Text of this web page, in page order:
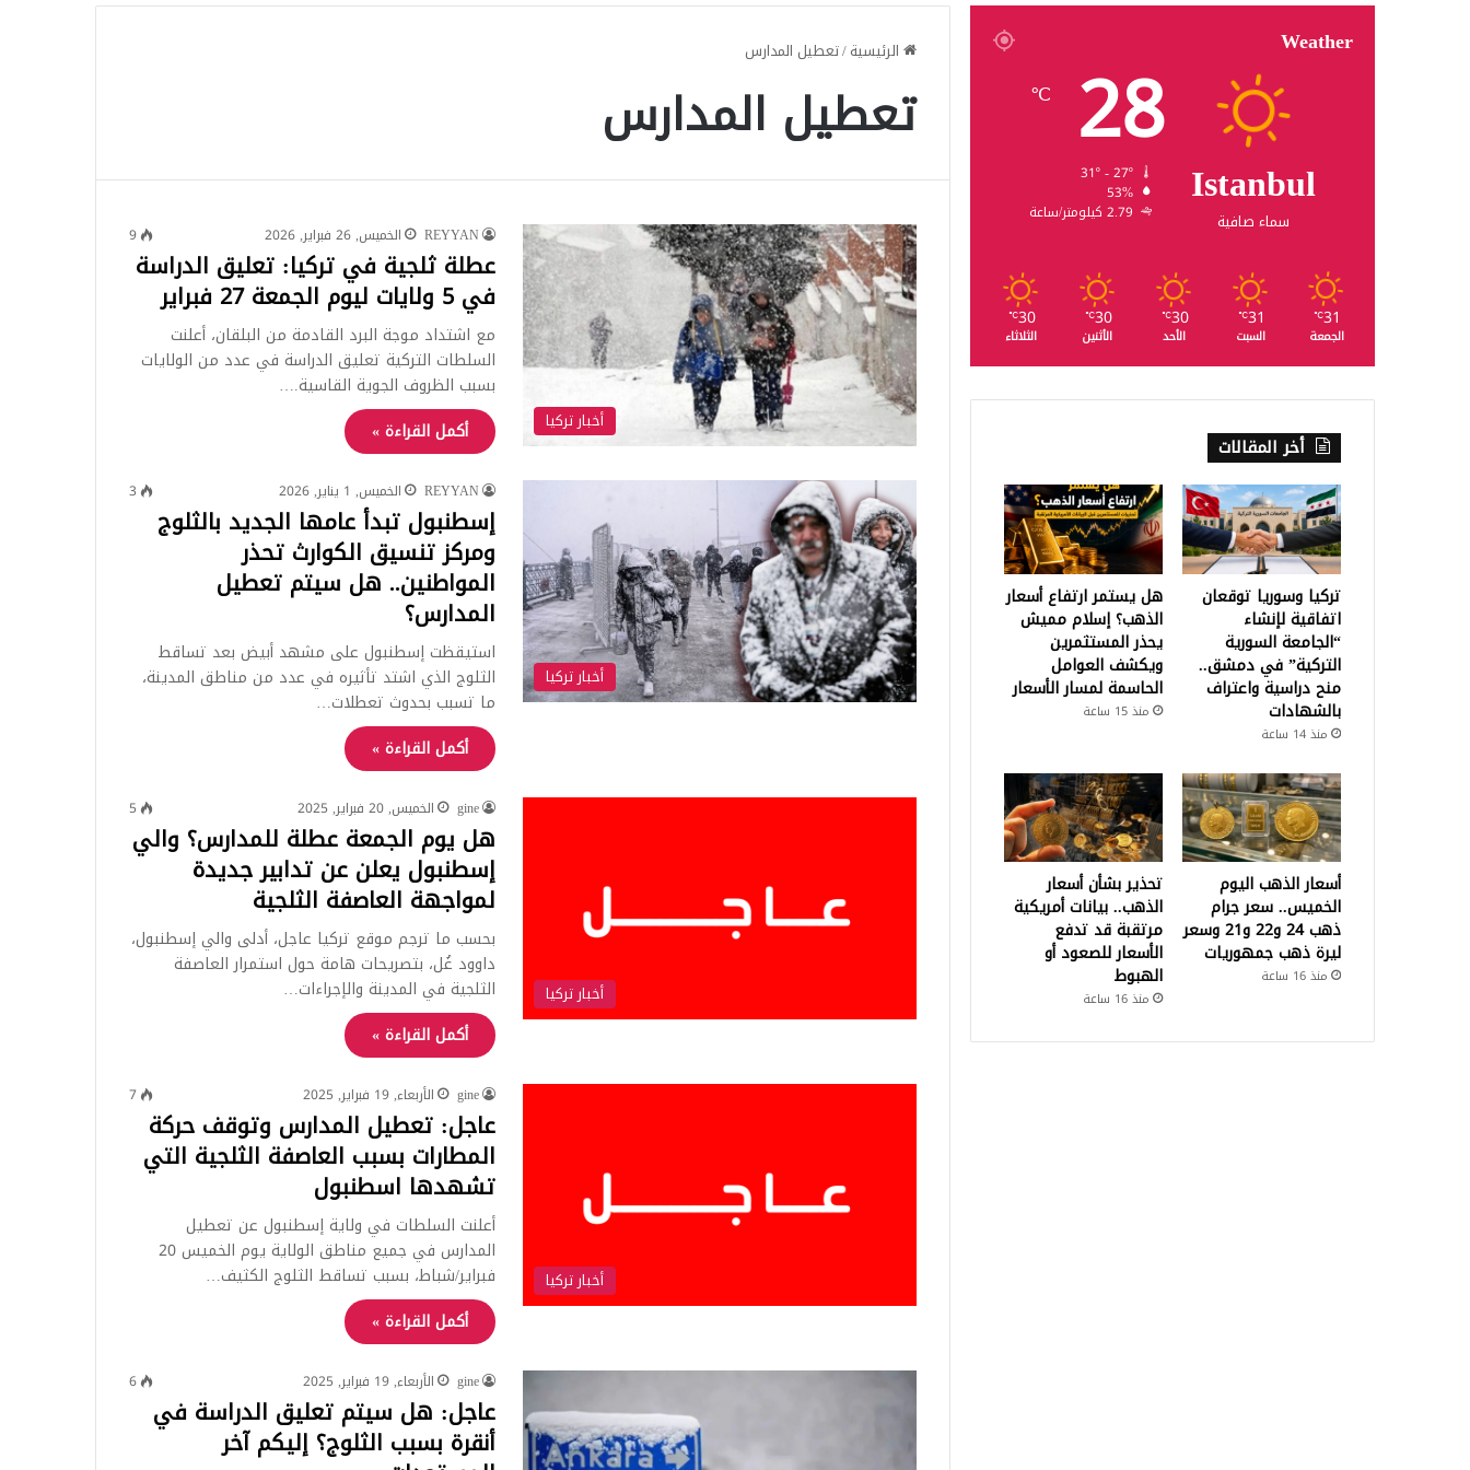
الرئيسية/تعطيل المدارس
تعطيل المدارس
أخبار تركيا
REYYAN الخميس, 26 فبراير, 2026 9
عطلة ثلجية في تركيا: تعليق الدراسة
في 5 ولايات ليوم الجمعة 27 فبراير
مع اشتداد موجة البرد القادمة من البلقان، أعلنت
السلطات التركية تعليق الدراسة في عدد من الولايات
بسبب الظروف الجوية القاسية.…
أكمل القراءة »
أخبار تركيا
REYYAN الخميس, 1 يناير, 2026 3
إسطنبول تبدأ عامها الجديد بالثلوج
ومركز تنسيق الكوارث تحذر
المواطنين.. هل سيتم تعطيل
المدارس؟
استيقظت إسطنبول على مشهد أبيض بعد تساقط
الثلوج الذي اشتد تأثيره في عدد من مناطق المدينة،
ما تسبب بحدوث تعطلات…
أكمل القراءة »
أخبار تركيا
gine الخميس, 20 فبراير, 2025 5
هل يوم الجمعة عطلة للمدارس؟ والي
إسطنبول يعلن عن تدابير جديدة
لمواجهة العاصفة الثلجية
بحسب ما ترجم موقع تركيا عاجل، أدلى والي إسطنبول،
داوود غُل، بتصريحات هامة حول استمرار العاصفة
الثلجية في المدينة والإجراءات…
أكمل القراءة »
أخبار تركيا
gine الأربعاء, 19 فبراير, 2025 7
عاجل: تعطيل المدارس وتوقف حركة
المطارات بسبب العاصفة الثلجية التي
تشهدها اسطنبول
أعلنت السلطات في ولاية إسطنبول عن تعطيل
المدارس في جميع مناطق الولاية يوم الخميس 20
فبراير/شباط، بسبب تساقط الثلوج الكثيف…
أكمل القراءة »
gine الأربعاء, 19 فبراير, 2025 6
عاجل: هل سيتم تعليق الدراسة في
أنقرة بسبب الثلوج؟ إليكم آخر
Weather
Istanbul
سماء صافية
28
℃
53%
2.79 كيلومتر/ساعة
31
℃
الجمعة
31
℃
السبت
30
℃
الأحد
30
℃
الأثنين
30
℃
الثلاثاء
أخر المقالات
تركيا وسوريا توقعان
اتفاقية لإنشاء
“الجامعة السورية
التركية” في دمشق..
منح دراسية واعتراف
بالشهادات
منذ 14 ساعة
هل يستمر ارتفاع أسعار
الذهب؟ إسلام مميش
يحذر المستثمرين
ويكشف العوامل
الحاسمة لمسار الأسعار
منذ 15 ساعة
أسعار الذهب اليوم
الخميس.. سعر جرام
ذهب 24 و22 و21 وسعر
ليرة ذهب جمهوريات
منذ 16 ساعة
تحذير بشأن أسعار
الذهب.. بيانات أمريكية
مرتقبة قد تدفع
الأسعار للصعود أو
الهبوط
منذ 16 ساعة